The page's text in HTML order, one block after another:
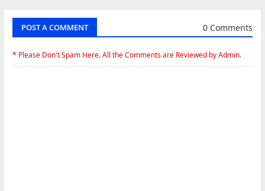
POST A COMMENT 0 Comments
* Please Don't Spam Here. All the Comments are Reviewed by Admin.